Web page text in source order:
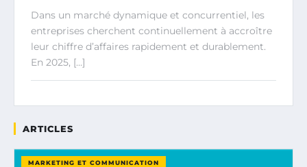
Dans un marché dynamique et concurrentiel, les
entreprises cherchent continuellement à accroître
leur chiffre d’affaires rapidement et durablement.
En 2025, […]
ARTICLES
MARKETING ET COMMUNICATION